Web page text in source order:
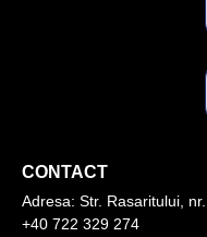
CONTACT
Adresa: Str. Rasaritului,
+40 722 329 274